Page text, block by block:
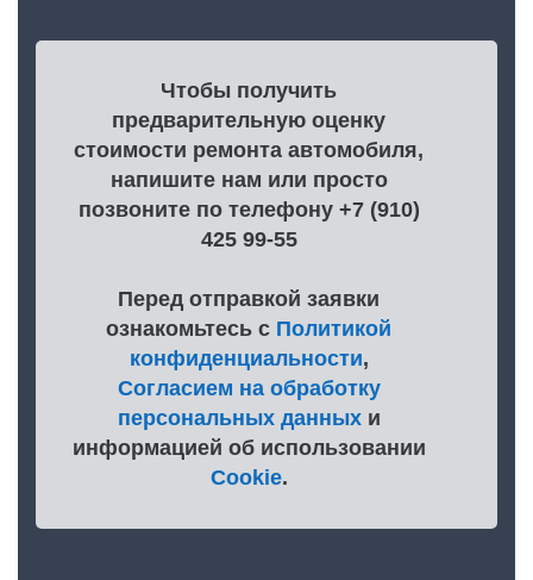
Чтобы получить
предварительную оценку
стоимости ремонта автомобиля,
напишите нам или просто
позвоните по телефону +7 (910)
425 99-55
Перед отправкой заявки
ознакомьтесь с Политикой
конфиденциальности,
Согласием на обработку
персональных данныхи
информацией об использовании
Cookie.